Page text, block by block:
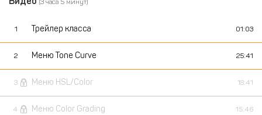
(3 часа 5 минут)
1 Трейлер класса 01:03
2 Меню Tone Curve 25:41
3 Меню HSL/Color 18:41
4 Меню Color Grading 15:46